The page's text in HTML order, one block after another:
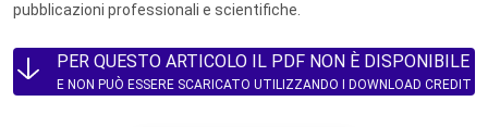
pubblicazioni professionali e scientifiche.
PER QUESTO ARTICOLO IL PDF NON È DISPONIBILE
E NON PUÒ ESSERE SCARICATO UTILIZZANDO I DOWNLOAD CREDIT